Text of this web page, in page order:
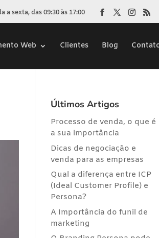
a sexta, das 09:30 às 17:00
Web Clientes Blog
Últimos Artigos
Processo de venda, o que é
a sua importância
Dicas de negociação e
venda para as empresas
Qual a diferença entre ICP
(Ideal Customer Profile) e
Persona?
A Importância do funil de
marketing